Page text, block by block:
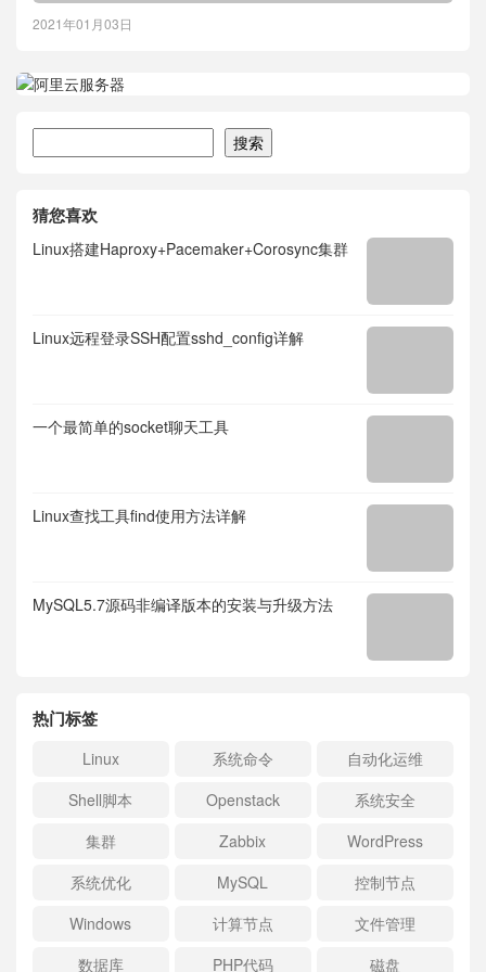
2021年01月03日
搜索
猜您喜欢
Linux搭建Haproxy+Pacemaker+Corosync集群
Linux远程登录SSH配置sshd_config详解
一个最简单的socket聊天工具
Linux查找工具find使用方法详解
MySQL5.7源码非编译版本的安装与升级方法
热门标签
Linux 系统命令
自动化运维
Shell脚本
Openstack
系统安全
集群
Zabbix
WordPress
系统优化
MySQL
控制节点
Windows
计算节点
文件管理
数据库
PHP代码 磁盘